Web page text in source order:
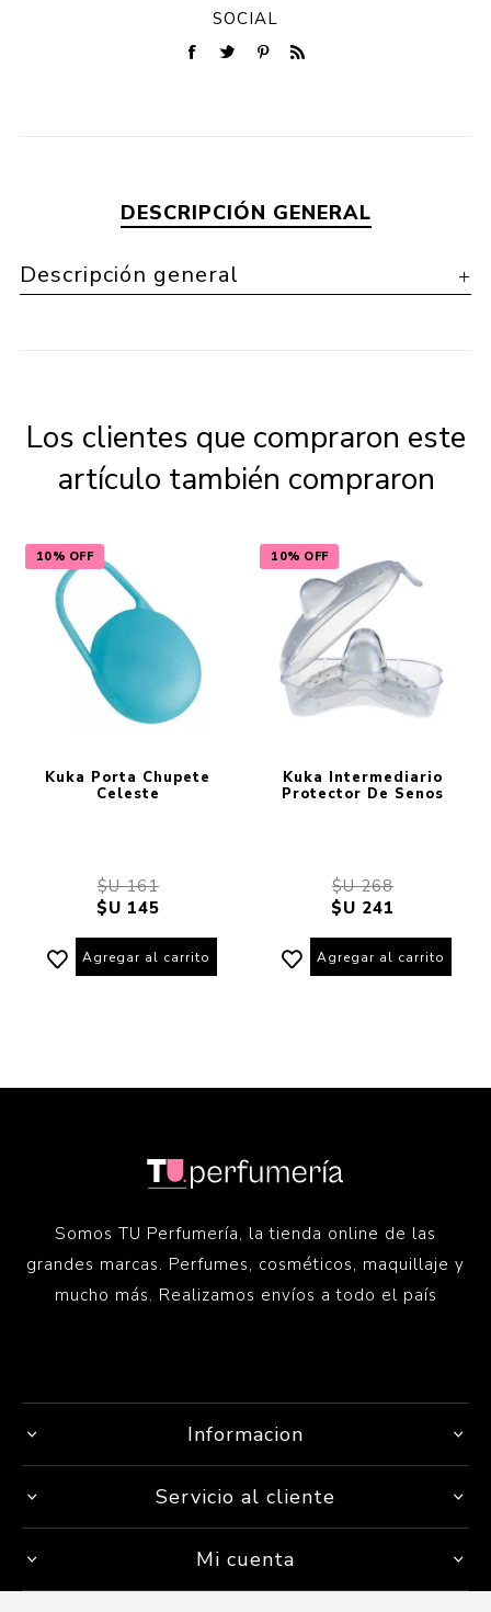
SOCIAL
DESCRIPCIÓN GENERAL
Descripción general
Los clientes que compraron este
artículo también compraron
10% OFF
Kuka Porta Chupete
Celeste
$U 161
$U 145
Agregar al carrito
10% OFF
Kuka Intermediario
Protector De Senos
$U 268
$U 241
Agregar al carrito
Somos TU Perfumería, la tienda online de las
grandes marcas. Perfumes, cosméticos, maquillaje y
mucho más. Realizamos envíos a todo el país
Informacion
Servicio al cliente
Mi cuenta